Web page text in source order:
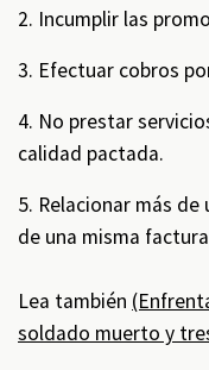
2. Incumplir las
3. Efectuar cobros
4. No prestar
calidad pactada.
5. Relacionar más
de una misma
Lea también
soldado muerto y